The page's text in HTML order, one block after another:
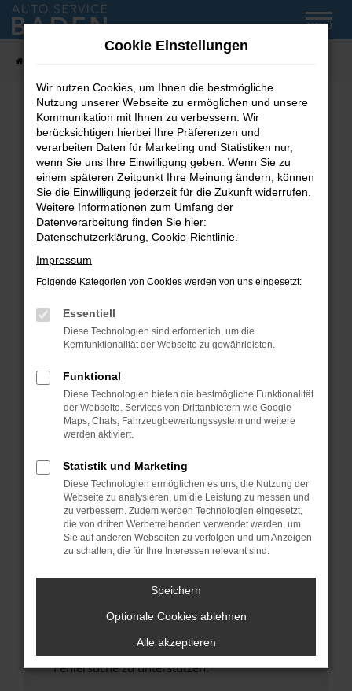
Zum
Hauptinhalt
MENÜ
Fehler: Network Error
Beim Laden ist ein Fehler aufgetreten.
Hier sind ein paar Tipps, die dir helfen können:
Überprüfe deine Firewall und deine
Internetverbindung.
Laden andere Webseiten, zum Beispiel deine
Suchmaschine?
Prüfe deine Browsererweiterungen.
können das Laden bestimmter Seiten
verhindern. Funktioniert die Seite in einem
Fenster?
Starte dein Gerät neu.
Das kann manchmal helfen, vorübergehende
Probleme zu beheben.
Betriebssystem auf dem neuesten Stand
sind.
Veraltete Software birgt nicht nur ein
Sicherheitsrisiko, sondern kann auch dazu
führen, dass bestimmte Funktionen nicht mehr
unterstützt werden.
Wende dich an den Webseitenbetreiber.
Wenn du alle oben genannten Schritte versucht
hast, kontaktiere uns bitte. Wir werden
uns diesen Text schicken, um uns bei der
Fehlersuche zu unterstützen:
Cookie Einstellungen
Wir nutzen Cookies, um Ihnen die bestmögliche
Nutzung unserer Webseite zu ermöglichen und unsere
Kommunikation mit Ihnen zu verbessern. Wir
berücksichtigen hierbei Ihre Präferenzen und
verarbeiten Daten für Marketing und Statistiken nur,
wenn Sie uns Ihre Einwilligung geben. Wenn Sie zu
einem späteren Zeitpunkt Ihre Meinung ändern, können
Sie die Einwilligung jederzeit für die Zukunft widerrufen.
Weitere Informationen zum Umfang der
Datenverarbeitung finden Sie hier:
Datenschutzerklärung Cookie-Richtlinie
Impressum
Folgende Kategorien von Cookies werden von uns eingesetzt:
Essentiell
Diese Technologien sind erforderlich, um die
Kernfunktionalität der Webseite zu gewährleisten.
Funktional
Diese Technologien bieten die bestmögliche Funktionalität
der Webseite. Services von Drittanbietern wie Google
Maps, Chats, Fahrzeugbewertungssystem und weitere
werden aktiviert.
Statistik und Marketing
Diese Technologien ermöglichen es uns, die Nutzung der
Webseite zu analysieren, um die Leistung zu messen und
zu verbessern. Zudem werden Technologien eingesetzt,
die von dritten Werbetreibenden verwendet werden, um
Sie auf anderen Webseiten zu verfolgen und um Anzeigen
zu schalten, die für Ihre Interessen relevant sind.
Speichern
Optionale Cookies ablehnen
Alle akzeptieren